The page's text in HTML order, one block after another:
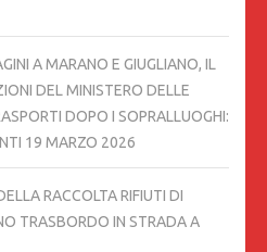
A MARANO E GIUGLIANO, IL
DEL MINISTERO DELLE
DOPO I SOPRALLUOGHI:
19 MARZO 2026
RACCOLTA RIFIUTI DI
TRASBORDO IN STRADA A